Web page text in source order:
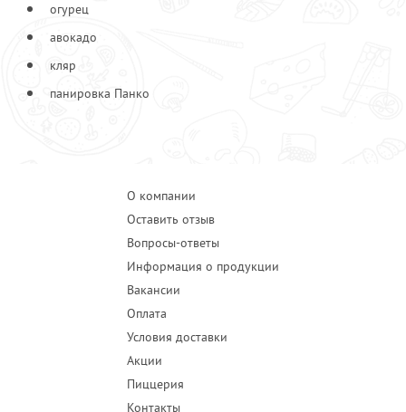
огурец
авокадо
кляр
панировка Панко
О компании
Оставить отзыв
Вопросы-ответы
Информация о продукции
Вакансии
Оплата
Условия доставки
Акции
Пиццерия
Контакты